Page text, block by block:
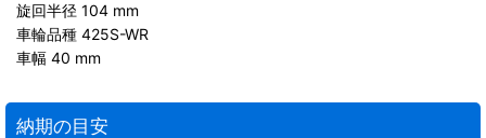
旋回半径 104 mm
車輪品種 425S-WR
車幅 40 mm
納期の目安